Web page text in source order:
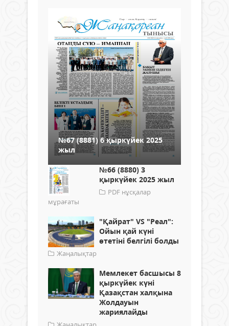
№67 (8881) 6 қыркүйек 2025
жыл
№66 (8880) 3
қыркүйек 2025 жыл
PDF нұсқалар
мұрағаты
"Қайрат" VS "Реал":
Ойын қай күні
өтетіні белгілі болды
Жаңалықтар
Мемлекет басшысы 8
қыркүйек күні
Қазақстан халқына
Жолдауын
жариялайды